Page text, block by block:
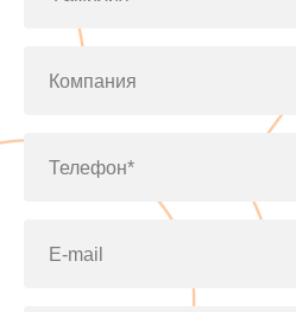
Компания
Телефон*
E-mail